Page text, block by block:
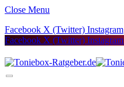
Close Menu
Facebook X (Twitter) Instagram
Facebook X (Twitter) Instagram